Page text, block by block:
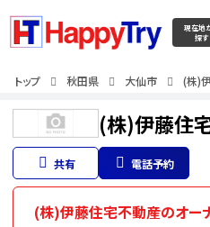
現在地
探す
トップ 秋田県 大仙市 (株)
(株)伊藤住
共有 電話予約
(株)伊藤住宅不動産のオー